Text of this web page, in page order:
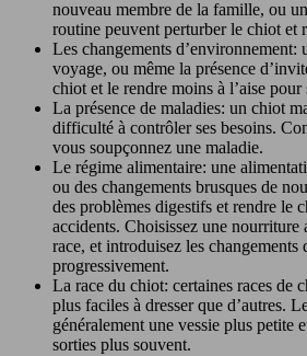
nouveau membre de la famille, ou
routine peuvent perturber le chiot et
Les changements d’environnement:
voyage, ou même la présence
chiot et le rendre moins à l’aise pour
La présence de maladies: un chiot
difficulté à contrôler ses besoins.
vous soupçonnez une maladie.
Le régime alimentaire: une
ou des changements brusques de
des problèmes digestifs et rendre le
accidents. Choisissez une nourriture
race, et introduisez les changements
progressivement.
La race du chiot: certaines races de
plus faciles à dresser que d’autres.
généralement une vessie plus petite
sorties plus souvent.